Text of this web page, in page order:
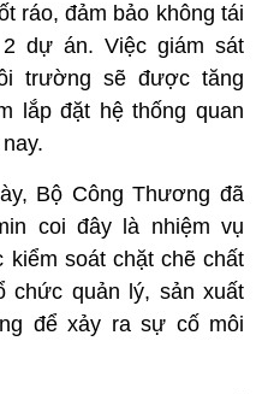
ráo, đảm bảo không tái
dự án. Việc giám sát
trường sẽ được tăng
lắp đặt hệ thống quan
Bộ Công Thương đã
coi đây là nhiệm vụ
soát chặt chẽ chất
chức quản lý, sản xuất
để xảy ra sự cố môi